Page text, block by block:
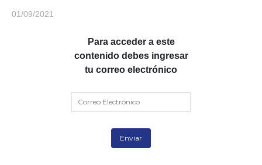
01/09/2021
Para acceder a este
contenido debes ingresar
tu correo electrónico